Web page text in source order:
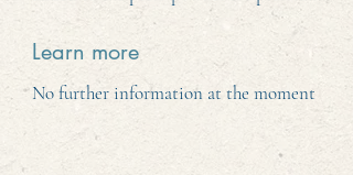
and simultaneous stamping. This gave
the subsequent clay blank its basic
shape and thickness, reverse side and,
where applicable, its relief. Biscuit
firing at around 1100 degrees turned it
into a biscuit. Now it was hard, but
Learn more
No further information at the moment